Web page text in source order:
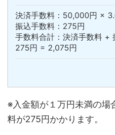
決済手数料：50,000円 ×
振込手数料：275円
手数料合計：決済手数料 +
275円 = 2,075円
※入金額が１万円未満の場
料が275円かかります。